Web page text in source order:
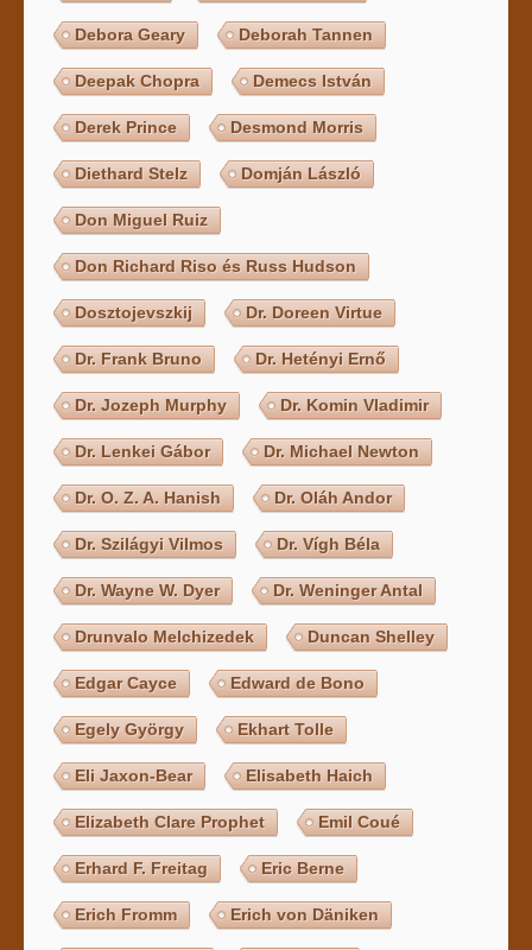
Debora Geary Deborah Tannen
Deepak Chopra Demecs István
Derek Prince Desmond Morris
Diethard Stelz Domján László
Don Miguel Ruiz
Don Richard Riso és Russ Hudson
Dosztojevszkij Dr. Doreen Virtue
Dr. Frank Bruno Dr. Hetényi Ernő
Dr. Jozeph Murphy Dr. Komin Vladimir
Dr. Lenkei Gábor Dr. Michael Newton
Dr. O. Z. A. Hanish Dr. Oláh Andor
Dr. Szilágyi Vilmos Dr. Vígh Béla
Dr. Wayne W. Dyer Dr. Weninger Antal
Drunvalo Melchizedek Duncan Shelley
Edgar Cayce Edward de Bono
Egely György Ekhart Tolle
Eli Jaxon-Bear Elisabeth Haich
Elizabeth Clare Prophet Emil Coué
Erhard F. Freitag Eric Berne
Erich Fromm Erich von Däniken